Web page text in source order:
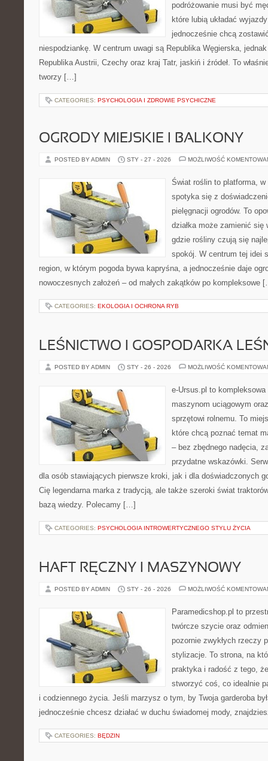
podróżowanie musi być
które lubią układać
jednocześnie chcą
niespodziankę. W centrum uwagi są Republika Węgierska,
Republika Austrii, Czechy oraz kraj Tatr, jaskiń i źródeł. To
tworzy […]
CATEGORIES: PSYCHOLOGIA I ZDROWIE PSYCHICZNE
OGRODY MIEJSKIE I BALKONY
POSTED BY ADMIN STY - 27 - 2026 MOŻLIWOŚĆ
Świat roślin to platforma, w
spotyka się z
pielęgnacji ogrodów. To
działka może zamienić się
gdzie rośliny czują się
spokój. W centrum tej idei
region, w którym pogoda bywa kapryśna, a jednocześnie daje
nowoczesnych założeń – od małych zakątków po kompleksowe
CATEGORIES: EKOLOGIA I OCHRONA RYB
LEŚNICTWO I GOSPODARKA
POSTED BY ADMIN STY - 26 - 2026 MOŻLIWOŚĆ
e-Ursus.pl to
maszynom uciągowym
sprzętowi rolnemu. To
które chcą poznać temat
– bez zbędnego nadęcia,
przydatne wskazówki.
dla osób stawiających pierwsze kroki, jak i dla doświadczonych
Cię legendarna marka z tradycją, ale także szeroki świat
bazą wiedzy. Polecamy […]
CATEGORIES: PSYCHOLOGIA INTROWERTYCZNEGO STYLU ŻYCIA
HAFT RĘCZNY I MASZYNOWY
POSTED BY ADMIN STY - 26 - 2026 MOŻLIWOŚĆ
Paramedicshop.pl to
twórcze szycie oraz
pozornie zwykłych rzeczy
stylizacje. To strona, na
praktyka i radość z tego,
stworzyć coś, co idealnie
i codziennego życia. Jeśli marzysz o tym, by Twoja garderoba
jednocześnie chcesz działać w duchu świadomej mody,
CATEGORIES: BĘDZIN